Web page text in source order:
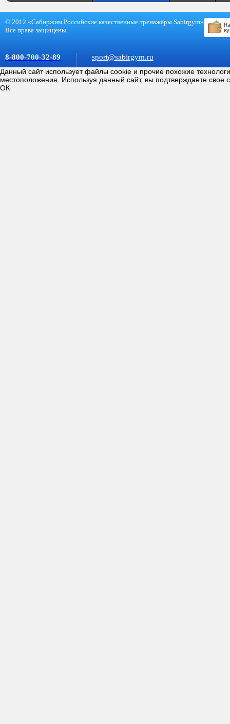
© 2012 «Сабиржим Российские качественные тренажёры Sabirgym»
Все права защищены.
8-800-700-32-89
sport@sabirgym.ru
Данный сайт использует файлы cookie и прочие похожие
местоположения. Используя данный сайт, вы подтверждаете свое
ОК